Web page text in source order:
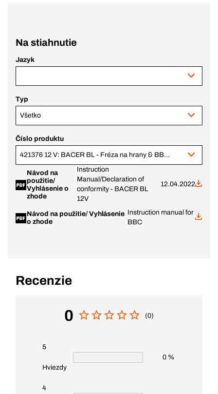
Na stiahnutie
Jazyk
Typ
Všetko
Číslo produktu
421376 12 V: BACER BL - Fréza na hrany & BBPI a 2 x 2,0 Ah aku, v BC+
Návod na
použitie/
Vyhlásenie o
zhode
Instruction
Manual/Declaration of
conformity - BACER BL
12V
12.04.2022
Návod na použitie/ Vyhlásenie
o zhode
Instruction manual for
BBC
Recenzie
0 (0)
5
Hviezdy
0 %
4